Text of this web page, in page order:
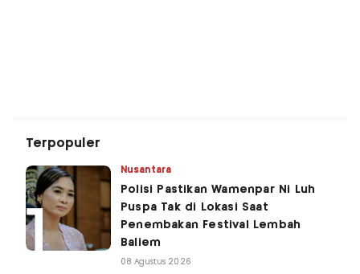
Terpopuler
Nusantara
Polisi Pastikan Wamenpar Ni Luh
Puspa Tak di Lokasi Saat
Penembakan Festival Lembah
Baliem
08 Agustus 2026